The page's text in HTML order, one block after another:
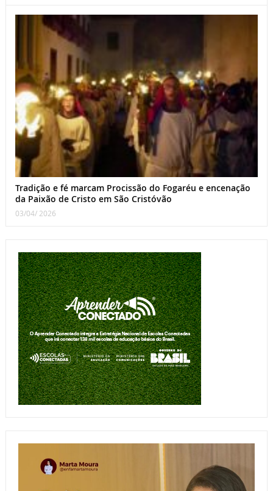
Tradição e fé marcam Procissão do Fogaréu e encenação
da Paixão de Cristo em São Cristóvão
03/04/ 2026